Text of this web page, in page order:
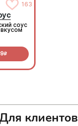
163
соус
R
клиентов